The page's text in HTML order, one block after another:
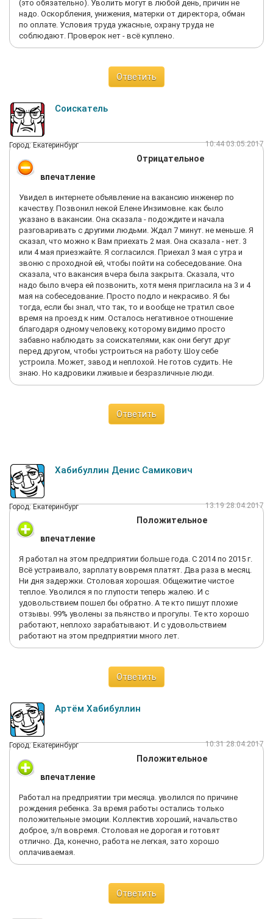
(это обязательно). Уволить могут в любой день, причин не
надо. Оскорбления, унижения, матерки от директора, обман
по оплате. Условия труда ужасные, охрану труда не
соблюдают. Проверок нет - всё куплено.
Ответить
Соискатель
Город: Екатеринбург 10:44 03.05.2017
Отрицательное
впечатление
Увидел в интернете объявление на вакансию инженер по
качеству. Позвонил некой Елене Инзимовне. как было
указано в вакансии. Она сказала - подождите и начала
разговаривать с другими людьми. Ждал 7 минут. не меньше. Я
сказал, что можно к Вам приехать 2 мая. Она сказала - нет. 3
или 4 мая приезжайте. Я согласился. Приехал 3 мая с утра и
звоню с проходной ей, чтобы пойти на собеседование. Она
сказала, что вакансия вчера была закрыта. Сказала, что
надо было вчера ей позвонить, хотя меня пригласила на 3 и 4
мая на собеседование. Просто подло и некрасиво. Я бы
тогда, если бы знал, что так, то и вообще не тратил свое
время на проезд к ним. Осталось негативное отношение
благодаря одному человеку, которому видимо просто
забавно наблюдать за соискателями, как они бегут друг
перед другом, чтобы устроиться на работу. Шоу себе
устроила. Может, завод и неплохой. Не готов судить. Не
знаю. Но кадровики лживые и безразличные люди.
Ответить
Хабибуллин Денис Самикович
Город: Екатеринбург 13:19 28.04.2017
Положительное
впечатление
Я работал на этом предприятии больше года. С 2014 по 2015 г.
Всё устраивало, зарплату вовремя платят. Два раза в месяц.
Ни дня задержки. Столовая хорошая. Общежитие чистое
теплое. Уволился я по глупости теперь жалею. И с
удовольствием пошел бы обратно. А те кто пишут плохие
отзывы. 99% уволены за пьянство и прогулы. Те кто хорошо
работают, неплохо зарабатывают. И с удовольствием
работают на этом предприятии много лет.
Ответить
Артём Хабибуллин
Город: Екатеринбург 10:31 28.04.2017
Положительное
впечатление
Работал на предприятии три месяца. уволился по причине
рождения ребенка. За время работы остались только
положительные эмоции. Коллектив хороший, начальство
доброе, з/п вовремя. Столовая не дорогая и готовят
отлично. Да, конечно, работа не легкая, зато хорошо
оплачиваемая.
Ответить